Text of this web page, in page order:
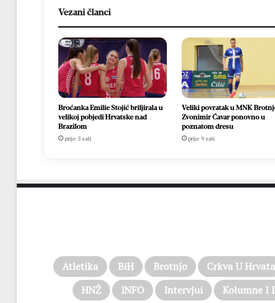
Vezani članci
Broćanka Emilie Stojić briljirala u
velikoj pobjedi Hrvatske nad
Brazilom
prije 5 sati
Veliki povratak u MNK
Zvonimir Ćavar ponovno u
poznatom dresu
prije 9 sati
Atletika BiH Brotnjo Crkva U Hrvata
HNŽ
INFO Intervjui Kolumne I